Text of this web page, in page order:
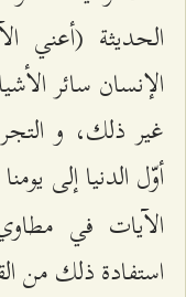
الحديثة (أعني
الإنسان سائر
غير ذلك، و
أوّل الدنيا إلى
الآيات في
استفادة ذلك من